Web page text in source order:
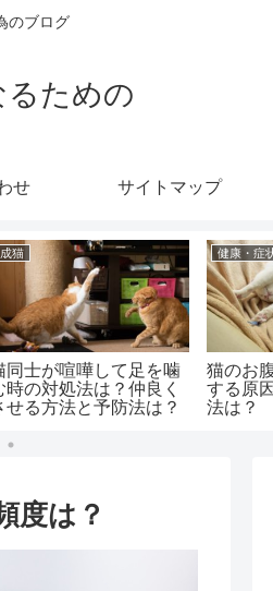
のブログ
ための
せ サイトマップ
成猫
同士が喧嘩して足を噛
時の対処法は？仲良く
せる方法と予防法は？
健康・症
猫のお
する原
法は？
度は？